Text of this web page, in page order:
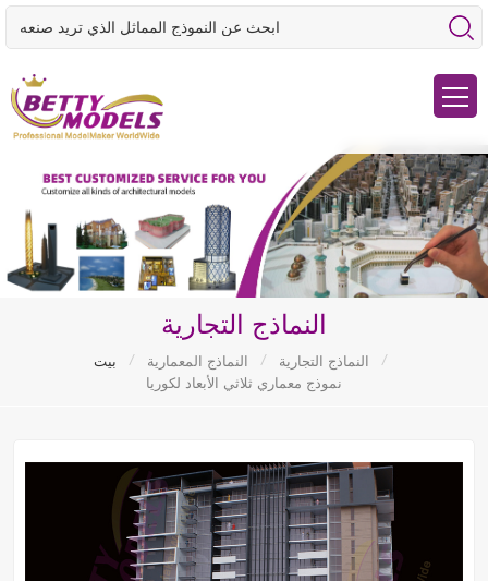
النماذج التجارية
بيت / النماذج المعمارية / النماذج التجارية
/
نموذج معماري ثلاثي الأبعاد لكوريا